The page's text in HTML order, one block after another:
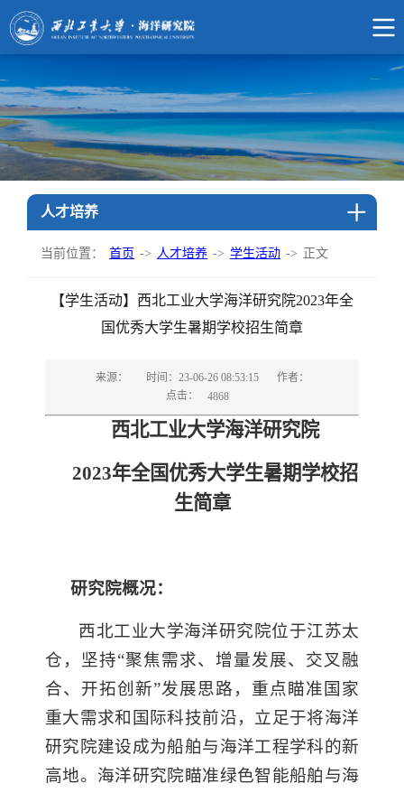
人才培养
当前位置： 首页 -> 人才培养 -> 学生活动 -> 正文
【学生活动】西北工业大学海洋研究院2023年全
国优秀大学生暑期学校招生简章
来源： 时间：23-06-26 08:53:15
作者：
点击：
4868
西北工业大学海洋研究院
2023年全国优秀大学生暑期学校招
生简章
研究院概况：
西北工业大学海洋研究院位于江苏太
仓，坚持“聚焦需求、增量发展、交叉融
合、开拓创新”发展思路，重点瞄准国家
重大需求和国际科技前沿，立足于将海洋
研究院建设成为船舶与海洋工程学科的新
高地。海洋研究院瞄准绿色智能船舶与海